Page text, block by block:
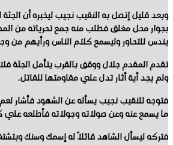
وبعد قليل إتصل به النقيب نجيب ليخبره أن
بجوار محل مغلق فطلب منه جمع تحرياته من
يندس للتحاور وليسمع كلام الناس ورأيهم من
تقدم المقدم جلال ووقف بالقرب يتأمل الجثة
ولم يجد أية أثار تدل علي مقاومتها للقاتل.
فتوجه للنقيب نجيب يسأله عن الشهود فأشار
ما يسمع عنه وعن صولاته وجولاته فأطلعه
فتركه ليسأل الشاهد قائلاً له إسمك وسنك